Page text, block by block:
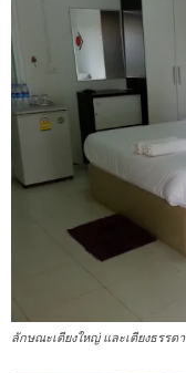
ลักษณะเตียงใหญ่ และเตียงธรรดา